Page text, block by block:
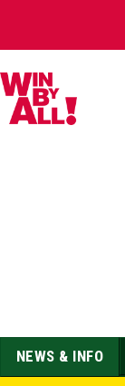
NEWS & INFO